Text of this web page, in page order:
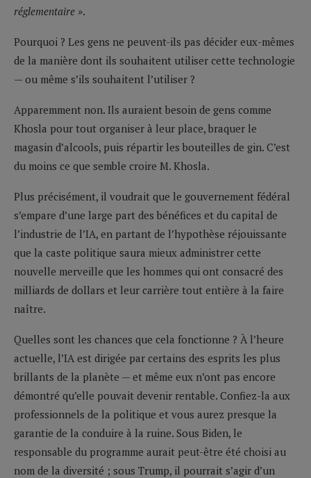
réglementaire ».
Pourquoi ? Les gens ne peuvent-ils pas décider eux-mêmes
de la manière dont ils souhaitent utiliser cette technologie
— ou même s’ils souhaitent l’utiliser ?
Apparemment non. Ils auraient besoin de gens comme
Khosla pour tout organiser à leur place, braquer le
magasin d’alcools, puis répartir les bouteilles de gin. C’est
du moins ce que semble croire M. Khosla.
Plus précisément, il voudrait que le gouvernement fédéral
s’empare d’une large part des bénéfices et du capital de
l’industrie de l’IA, en partant de l’hypothèse réjouissante
que la caste politique saura mieux administrer cette
nouvelle merveille que les hommes qui ont consacré des
milliards de dollars et leur carrière tout entière à la faire
naître.
Quelles sont les chances que cela fonctionne ? À l’heure
actuelle, l’IA est dirigée par certains des esprits les plus
brillants de la planète — et même eux n’ont pas encore
démontré qu’elle pouvait devenir rentable. Confiez-la aux
professionnels de la politique et vous aurez presque la
garantie de la conduire à la ruine. Sous Biden, le
responsable du programme aurait peut-être été choisi au
nom de la diversité ; sous Trump, il pourrait s’agir d’un